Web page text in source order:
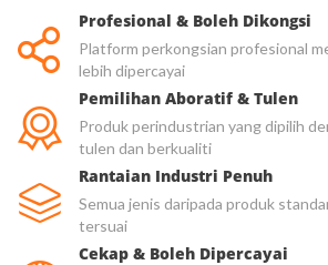
Profesional & Boleh Dikongsi
Platform perkongsian profesional
lebih dipercayai
Pemilihan Aboratif & Tulen
Produk perindustrian yang dipilih
tulen dan berkualiti
Rantaian Industri Penuh
Semua jenis daripada produk
tersuai
Cekap & Boleh Dipercayai